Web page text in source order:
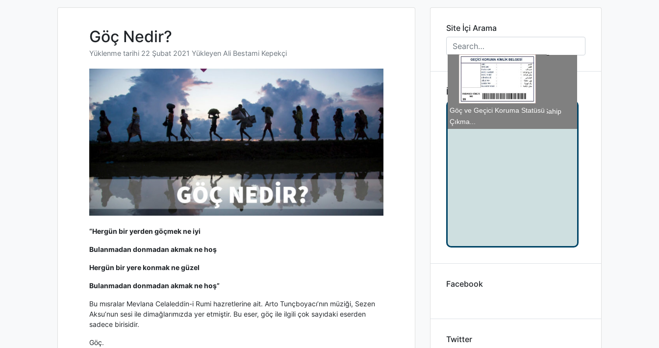
Göç Nedir?
Yüklenme tarihi 22 Şubat 2021 Yükleyen Ali Bestami Kepekçi
“Hergün bir yerden göçmek ne iyi
Bulanmadan donmadan akmak ne hoş
Hergün bir yere konmak ne güzel
Bulanmadan donmadan akmak ne hoş”
Bu mısralar Mevlana Celaleddin-i Rumi hazretlerine ait. Arto Tunçboyacı’nın müziği, Sezen
Aksu’nun sesi ile dimağlarımızda yer etmiştir. Bu eser, göç ile ilgili çok sayıdaki eserden
sadece birisidir.
Göç.
Site İçi Arama
İlginizi Çekebilir
Emeklilerin Şehirleri: Üretim
Kaybedilince ...
Uyuşturucudan Sanal Kumara: Sessiz
Tehlike
ORUÇ VE SAĞLIK
Cumhuriyet: Milletin İradesine Sahip
Çıkma...
Göç ve Geçici Koruma Statüsü
Facebook
Twitter